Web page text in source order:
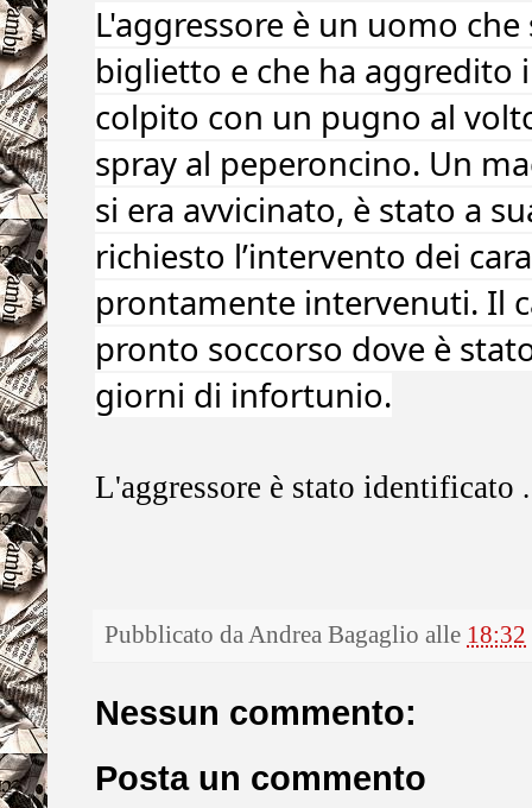
L'aggressore è un uomo
biglietto e che ha aggredito
colpito con un pugno al
spray al peperoncino. Un
si era avvicinato, è stato a
richiesto l’intervento dei
prontamente intervenuti. Il
pronto soccorso dove è
giorni di infortunio.
L'aggressore è stato identificato .
Pubblicato daAndrea Bagaglio alle 18:32
Nessun commento:
Posta un commento